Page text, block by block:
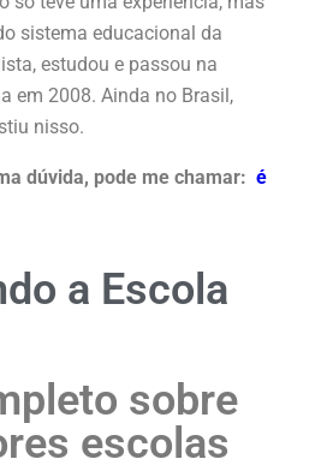
sistema educacional da
estudou e passou na
em 2008. Ainda no Brasil,
nisso.
dúvida, pode me chamar: é
a Escola
sobre
escolas